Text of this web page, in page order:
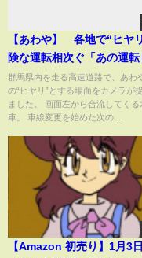
【あわや】 各地で“ヒヤ
険な運転相次ぐ「あの運転
ゃ、いつか事故起こす」無
車線変更 横断中の歩行者
スレ“自己中”追い越しも
群馬県内を走る高速道路で、あわ
の“ヒヤリ”とする場面をカメラが
ました。 画面左から合流してくる
車。 車線変更を始めた次の...
【Amazon 初売り】1月3日